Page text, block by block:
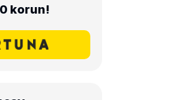
korun!